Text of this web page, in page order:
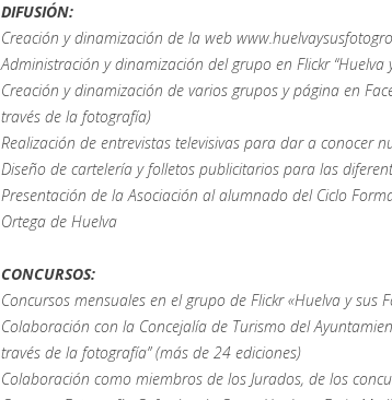
DIFUSIÓN:
Creación y dinamización de la web
Administración y dinamización del grupo en Flickr “Huelva
Creación y dinamización de varios grupos y página en
través de la fotografía)
Realización de entrevistas televisivas para dar a conocer
Diseño de cartelería y folletos publicitarios para las
Presentación de la Asociación al alumnado del Ciclo
Ortega de Huelva
CONCURSOS:
Concursos mensuales en el grupo de Flickr «Huelva y sus
Colaboración con la Concejalía de Turismo del
través de la fotografía” (más de 24 ediciones)
Colaboración como miembros de los Jurados, de los